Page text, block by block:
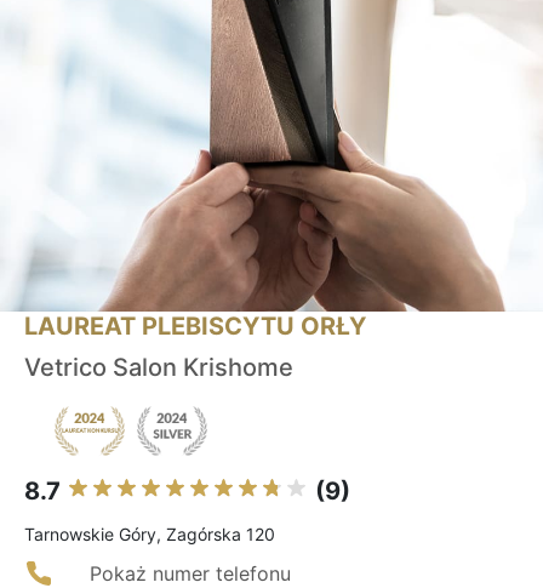
LAUREAT PLEBISCYTU ORŁY
Vetrico Salon Krishome
8.7 (9)
Tarnowskie Góry, Zagórska 120
Pokaż numer telefonu